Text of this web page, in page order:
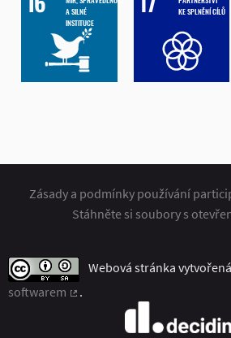
A SILNÉ
INSTITUCE
KE SPLNĚNÍ CÍLŮ
Zásady a podmínky používání
Stáhněte si soubory s
Webová stránka
softwarem
(Externí odkaz)
.